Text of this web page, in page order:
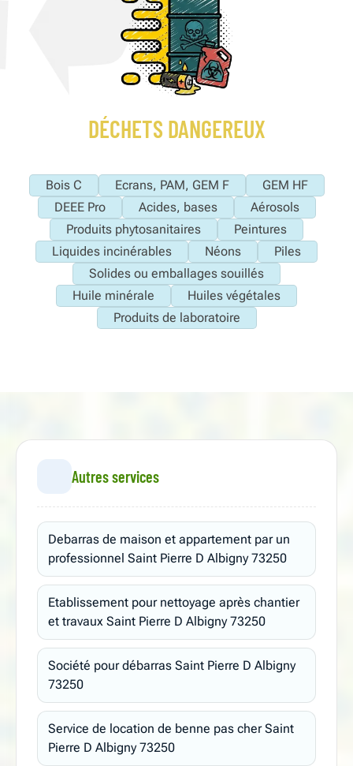
DÉCHETS DANGEREUX
Bois C Ecrans, PAM, GEM F
GEM HF
DEEE Pro
Acides, bases
Aérosols
Produits phytosanitaires
Peintures
Liquides incinérables
Néons
Piles
Solides ou emballages souillés
Huile minérale
Huiles végétales
Produits de laboratoire
Autres services
Debarras de maison et appartement par un
professionnel Saint Pierre D Albigny 73250
Etablissement pour nettoyage après chantier
et travaux Saint Pierre D Albigny 73250
Société pour débarras Saint Pierre D Albigny
73250
Service de location de benne pas cher Saint
Pierre D Albigny 73250